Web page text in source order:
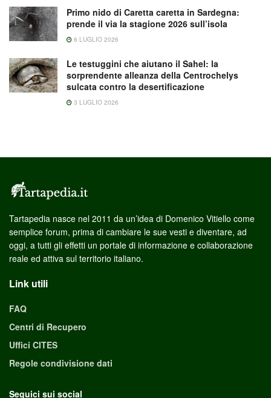
Primo nido di Caretta caretta in Sardegna:
prende il via la stagione 2026 sull’isola
6 LUGLIO 2026
Le testuggini che aiutano il Sahel: la
sorprendente alleanza della Centrochelys
sulcata contro la desertificazione
3 LUGLIO 2026
Tartapedia nasce nel 2011 da un’idea di Domenico Vitiello come
semplice forum, prima di cambiare le sue vesti e diventare, ad
oggi, a tutti gli effetti un portale di informazione e collaborazione
reale ed attiva sul territorio italiano.
Link utili
FAQ
Centri di Recupero
Uffici CITES
Regole condivisione dati
Seguici sui social